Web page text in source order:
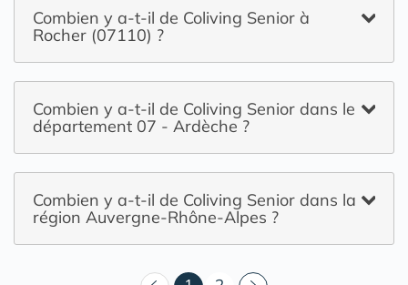
Combien y a-t-il de Coliving Senior à
Rocher (07110) ?
Combien y a-t-il de Coliving Senior dans le
département 07 - Ardèche ?
Combien y a-t-il de Coliving Senior dans la
région Auvergne-Rhône-Alpes ?